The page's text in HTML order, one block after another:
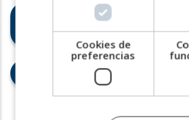
Coordinación
ejecución eficiente
Headhunting en la
Cookies de
preferencias